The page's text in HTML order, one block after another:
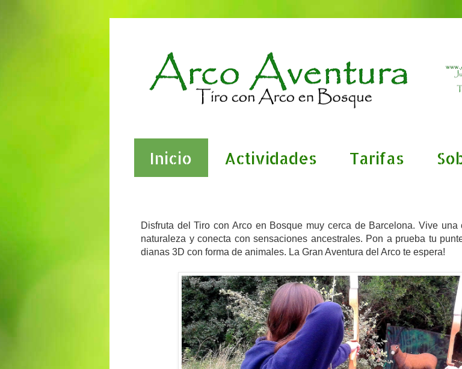
Inicio Actividades Tarifas
Disfruta del Tiro con Arco en Bosque muy cerca de Barcelona. Vive
naturaleza y conecta con sensaciones ancestrales. Pon a prueba tu
dianas 3D con forma de animales. La Gran Aventura del Arco te espera!